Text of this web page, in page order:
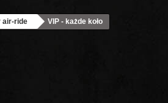
air-ride VIP - każde koło